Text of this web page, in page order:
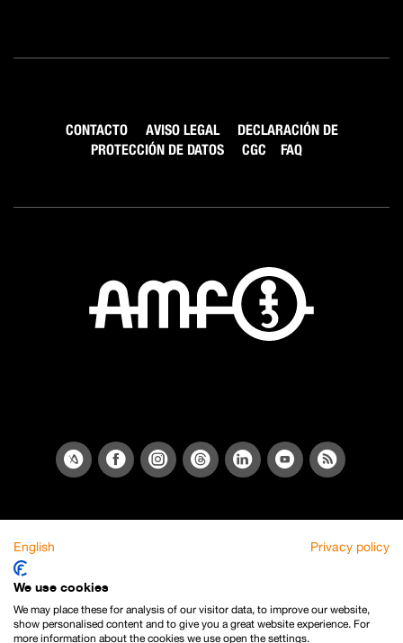
CONTACTO AVISO LEGAL
DECLARACIÓN DE
PROTECCIÓN DE DATOS
CGC FAQ
English Privacy policy
We use cookies
We may place these for analysis of our visitor data, to improve our website,
show personalised content and to give you a great website experience. For
more information about the cookies we use open the settings.